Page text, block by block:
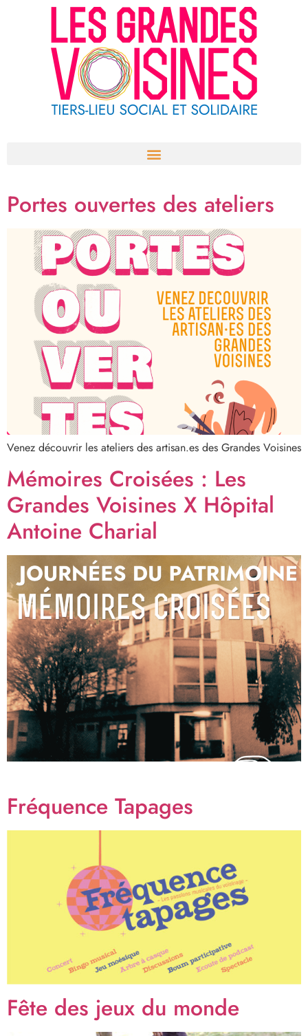
Portes ouvertes des ateliers
Venez découvrir les ateliers des artisan.es des Grandes Voisines
Mémoires Croisées : Les
Grandes Voisines X Hôpital
Antoine Charial
Fréquence Tapages
Fête des jeux du monde